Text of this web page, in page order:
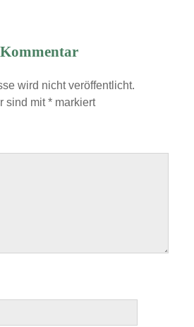
wird nicht veröffentlicht.
sind mit* markiert